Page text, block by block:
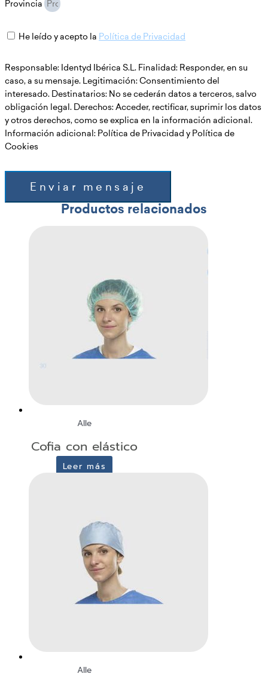
Provincia
He leído y acepto la Política de Privacidad
Responsable: Identyd Ibérica S.L. Finalidad: Responder, en su
caso, a su mensaje. Legitimación: Consentimiento del
interesado. Destinatarios: No se cederán datos a terceros, salvo
obligación legal. Derechos: Acceder, rectificar, suprimir los datos
y otros derechos, como se explica en la información adicional.
Información adicional: Política de Privacidad y Política de
Cookies
Enviar mensaje
Productos relacionados
Alle
Cofia con elástico
Leer más
Alle